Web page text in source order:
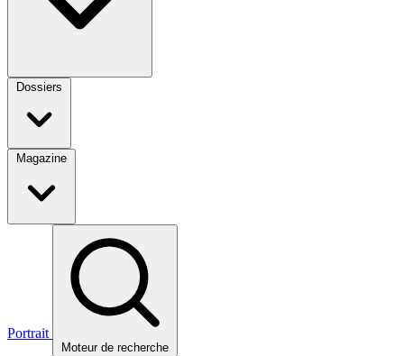
Dossiers
Magazine
Portrait
Moteur de recherche